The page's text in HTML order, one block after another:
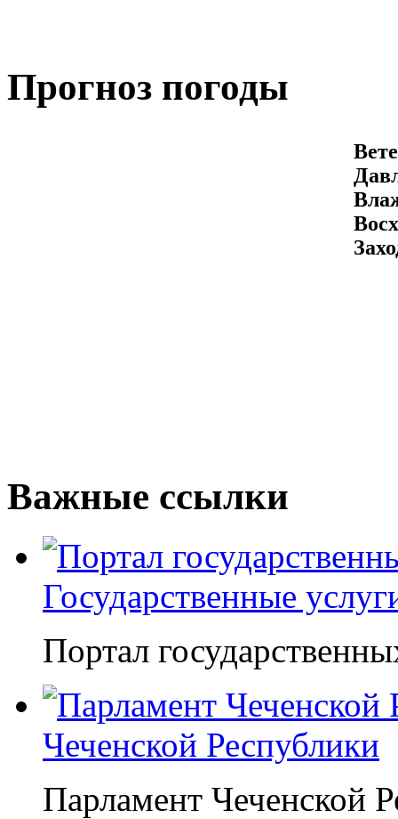
Прогноз погоды
Важные ссылки
Государственные
Портал
Чеченской Республики
Парламент Чеченской